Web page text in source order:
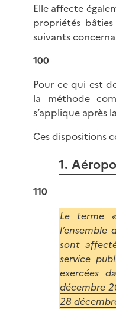
Elle affecte
propriétés
suivants
100
Pour ce qui est
la méthode
s’applique après
Ces dispositions
1.
110
Le terme
sont
service
exercées
décembre
28